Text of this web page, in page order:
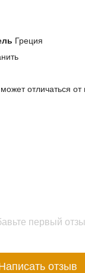
Греция
отличаться от
первый
отзыв